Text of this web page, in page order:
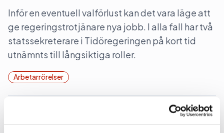
Inför en eventuell valförlust kan det vara läge att
ge regeringstrotjänare nya jobb. I alla fall har två
statssekreterare i Tidöregeringen på kort tid
utnämnts till långsiktiga roller.
Arbetarrörelser
Tre legendarer lämnar jobben